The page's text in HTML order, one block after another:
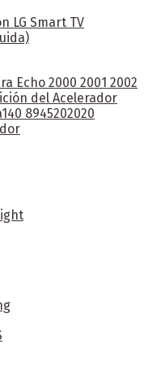
LG Smart TV
Echo 2000 2001 2002
del Acelerador
8945202020